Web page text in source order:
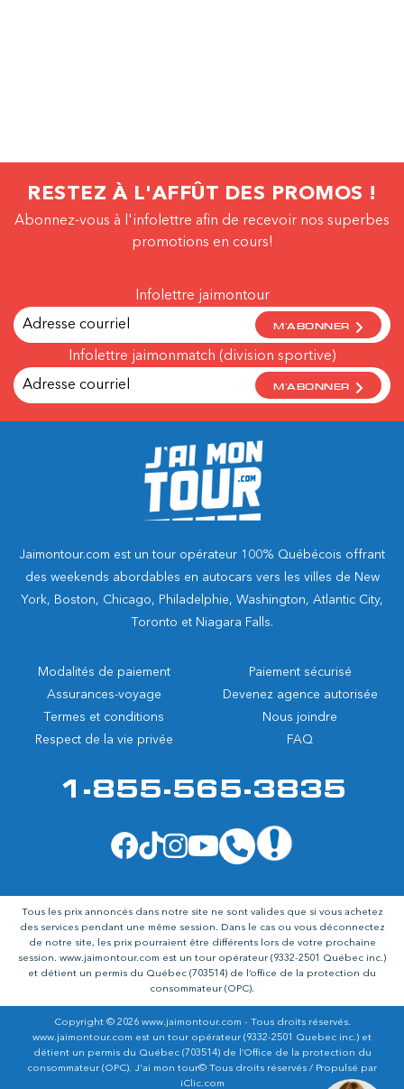
RESTEZ À L'AFFÛT DES PROMOS !
Abonnez-vous à l'infolettre afin de recevoir nos superbes
promotions en cours!
Infolettre jaimontour
M'ABONNER
Infolettre jaimonmatch (division sportive)
M'ABONNER
Jaimontour.com est un tour opérateur 100% Québécois offrant
des weekends abordables en autocars vers les villes de New
York, Boston, Chicago, Philadelphie, Washington, Atlantic City,
Toronto et Niagara Falls.
Modalités de paiement
Assurances-voyage
Termes et conditions
Respect de la vie privée
Paiement sécurisé
Devenez agence autorisée
Nous joindre
FAQ
1-855-565-3835
Tous les prix annoncés dans notre site ne sont valides que si vous achetez
des services pendant une même session. Dans le cas ou vous déconnectez
de notre site, les prix pourraient être différents lors de votre prochaine
session. www.jaimontour.com est un tour opérateur (9332-2501 Québec inc.)
et détient un permis du Québec (703514) de l’office de la protection du
consommateur (OPC).
Copyright © 2026 www.jaimontour.com - Tous droits réservés.
www.jaimontour.com est un tour opérateur (9332-2501 Quebec inc.) et
détient un permis du Québec (703514) de l’Office de la protection du
consommateur (OPC). J'ai mon tour© Tous droits réservés / Propulsé par
iClic.com